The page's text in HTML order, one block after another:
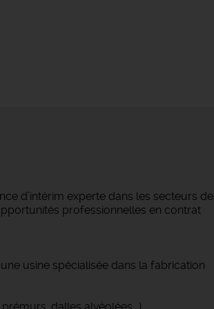
d’intérim experte dans les secteurs de
professionnelles en contrat
usine spécialisée dans la fabrication